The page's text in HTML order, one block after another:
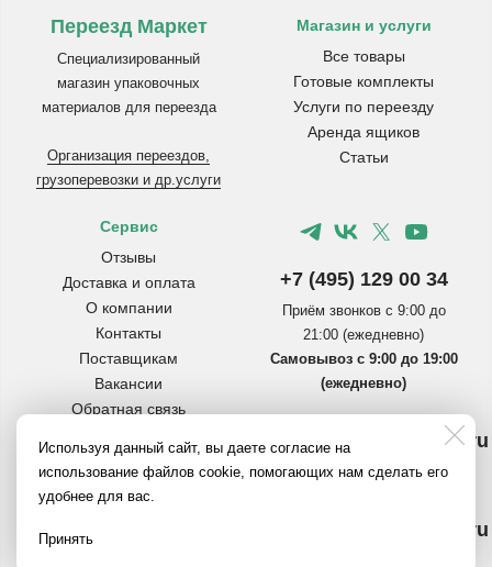
Переезд Маркет
Специализированный
магазин упаковочных
материалов для переезда
Организация переездов,
грузоперевозки и др.услуги
Магазин и услуги
Все товары
Готовые комплекты
Услуги по переезду
Аренда ящиков
Статьи
Сервис
Отзывы
Доставка и оплата
О компании
Контакты
Поставщикам
Вакансии
Обратная связь
коробок
Вопросы и ответы
Полезное на Яндекс.Дзен
+7 (495) 129 00 34
Приём звонков с 9:00 до
21:00 (ежедневно)
Самовывоз с 9:00 до 19:00
(ежедневно)
info@pereezdmarket.ru
Общая почта для клиентов
buh@pereezdmarket.ru
Используя данный сайт, вы даете согласие на
использование файлов cookie, помогающих нам сделать его
удобнее для вас.
Принять